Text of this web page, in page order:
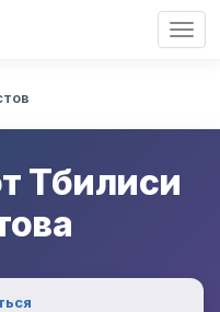
Тбилиси